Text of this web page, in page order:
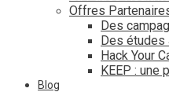
Offres
Des
Des études
Hack Your
KEEP : une
Blog